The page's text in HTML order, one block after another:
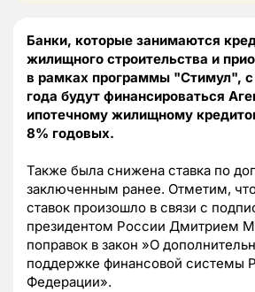
Банки, которые занимаются
жилищного строительства и
в рамках программы "Стимул", с
года будут финансироваться
ипотечному жилищному
8% годовых.
Также была снижена ставка по
заключенным ранее. Отметим,
ставок произошло в связи с
президентом России Дмитрием
поправок в закон »О
поддержке финансовой системы
Федерации».